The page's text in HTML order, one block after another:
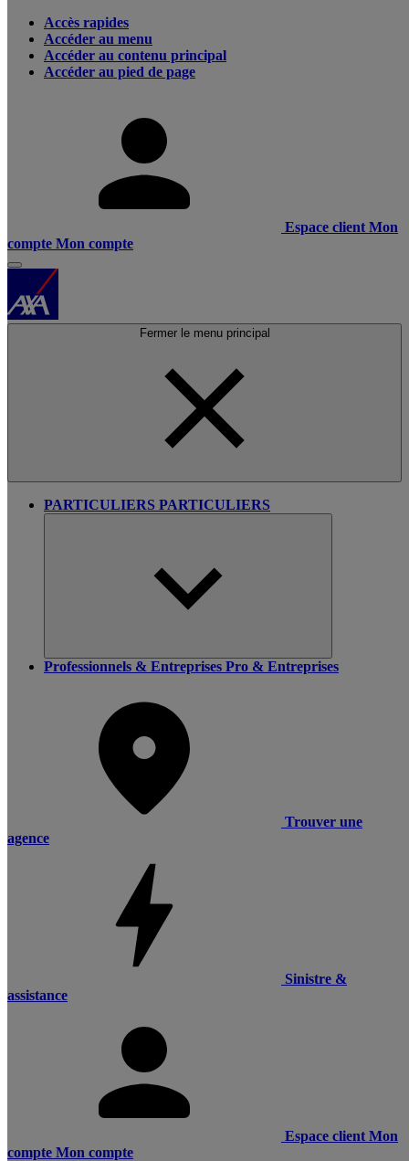
Accès rapides
Accéder au menu
Accéder au contenu principal
Accéder au pied de page
Espace client Mon
compte Mon compte
Fermer le menu principal
PARTICULIERS PARTICULIERS
Professionnels & Entreprises Pro & Entreprises
Trouver une
agence
Sinistre &
assistance
Espace client Mon
compte Mon compte